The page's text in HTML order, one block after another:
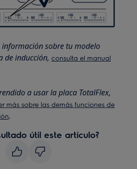
sobre tu modelo
de inducción,consulta el manual
a usar la placa TotalFlex,
más sobre las demás funciones de
.
útil este artículo?